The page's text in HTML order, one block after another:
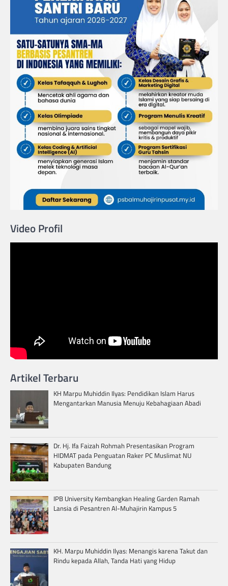
Video Profil
Artikel Terbaru
KH Marpu Muhiddin Ilyas: Pendidikan Islam Harus
Mengantarkan Manusia Menuju Kebahagiaan Abadi
Dr. Hj. Ifa Faizah Rohmah Presentasikan Program
HIDMAT pada Penguatan Raker PC Muslimat NU
Kabupaten Bandung
IPB University Kembangkan Healing Garden Ramah
Lansia di Pesantren Al-Muhajirin Kampus 5
KH. Marpu Muhiddin Ilyas: Menangis karena Takut dan
Rindu kepada Allah, Tanda Hati yang Hidup